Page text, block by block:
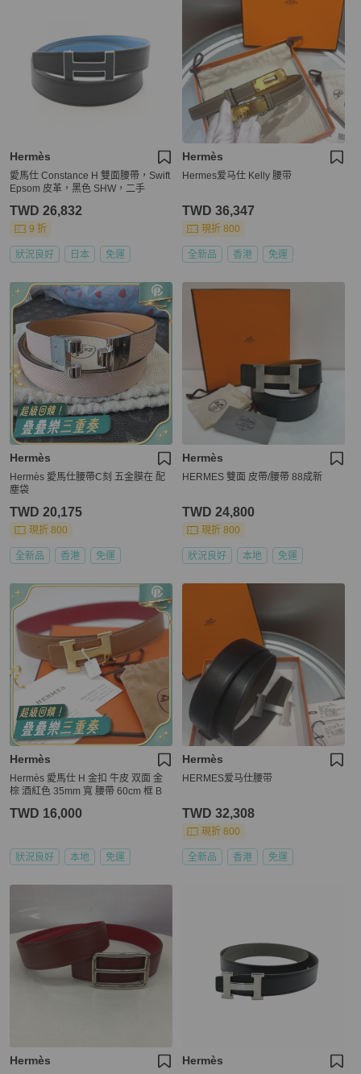
Hermès
愛馬仕 Constance H 雙面腰帶，Swift
Epsom 皮革，黑色 SHW，二手
TWD 26,832
9 折
狀況良好 日本 免運
Hermès
Hermes爱马仕 Kelly 腰带
TWD 36,347
現折 800
全新品 香港 免運
Hermès
Hermès 愛馬仕腰帶C刻 五金膜在 配
塵袋
TWD 20,175
現折 800
全新品 香港 免運
Hermès
HERMES 雙面 皮帶/腰帶 88成新
TWD 24,800
現折 800
狀況良好 本地 免運
Hermès
Hermès 愛馬仕 H 金扣 牛皮 双面 金
棕 酒紅色 35mm 寬 腰帶 60cm 框 B
TWD 16,000
狀況良好 本地 免運
Hermès
HERMES爱马仕腰带
TWD 32,308
現折 800
全新品 香港 免運
Hermès Hermès